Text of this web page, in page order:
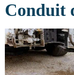
Conduit